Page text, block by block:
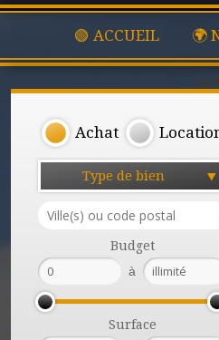
🟢 ACCUEIL 🌍
✅
Achat
Type de bien
Budget
à
Surface